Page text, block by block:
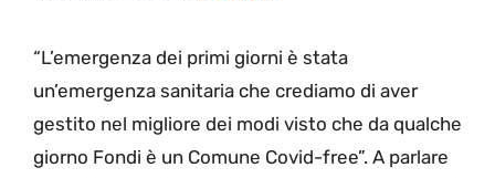
“L’emergenza dei primi giorni è stata
un’emergenza sanitaria che crediamo di aver
gestito nel migliore dei modi visto che da qualche
giorno Fondi è un Comune Covid-free”. A parlare